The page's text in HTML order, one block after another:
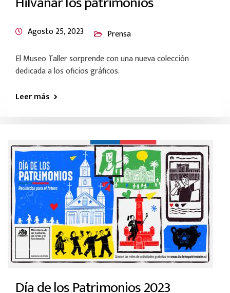
Agosto 25, 2023
Prensa
El Museo Taller sorprende con una nueva colección
dedicada a los oficios gráficos.
Leer más
Día de los Patrimonios 2023